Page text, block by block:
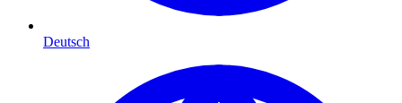
Deutsch